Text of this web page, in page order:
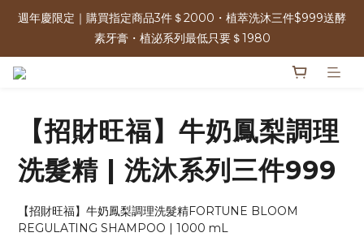
週年慶限定｜購買指定商品3件＄2000・植萃洗沐三件$999送酵
素牙膏・植泌系列最低只要＄1980
週年慶限定｜購買指定商品3件＄2000・植萃洗沐三件$999送酵
素牙膏・植泌系列最低只要＄1980
單筆消費滿＄2500 | 可參加週年慶限定100%抽獎 人人有獎！
免運優惠中 | 07/17-07/17 週年慶加碼 全館0元免運日
週年慶限定｜購買指定商品3件＄2000・植萃洗沐三件$999送酵
素牙膏・植泌系列最低只要＄1980
【招財旺福】牛奶鳳梨調理
洗髮精 | 洗沐系列三件999
【招財旺福】牛奶鳳梨調理洗髮精FORTUNE BLOOM
REGULATING SHAMPOO | 1000 mL